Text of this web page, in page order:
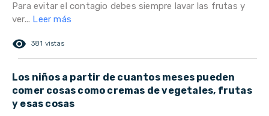
Para evitar el contagio debes siempre lavar las frutas y
ver... Leer más
remove_red_eye 381 vistas
Los niños a partir de cuantos meses pueden
comer cosas como cremas de vegetales, frutas
y esas cosas